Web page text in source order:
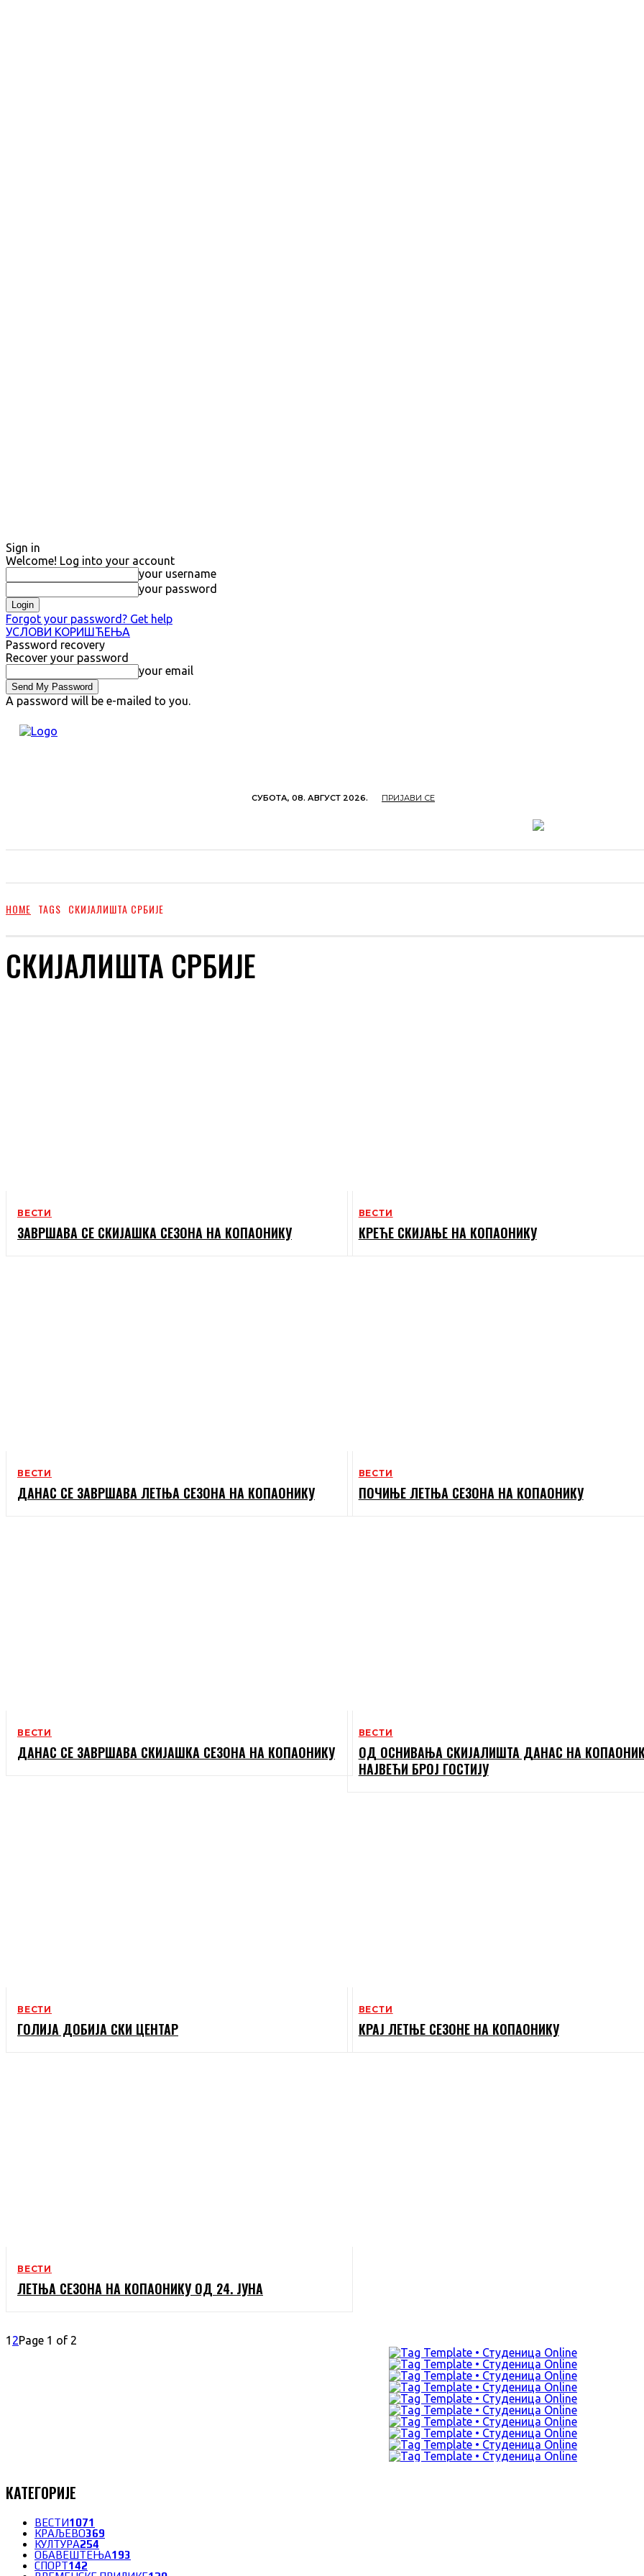
Sign in
Welcome! Log into your account
your username
your password
Forgot your password? Get help
УСЛОВИ КОРИШЋЕЊА
Password recovery
Recover your password
your email
A password will be e-mailed to you.
СУБОТА, 08. АВГУСТ 2026. ПРИЈАВИ СЕ
HOME TAGS СКИЈАЛИШТА СРБИЈЕ
СКИЈАЛИШТА СРБИЈЕ
ВЕСТИ
ЗАВРШАВА СЕ СКИЈАШКА СЕЗОНА НА КОПАОНИКУ
ВЕСТИ
КРЕЋЕ СКИЈАЊЕ НА КОПАОНИКУ
ВЕСТИ
ДАНАС СЕ ЗАВРШАВА ЛЕТЊА СЕЗОНА НА КОПАОНИКУ
ВЕСТИ
ПОЧИЊЕ ЛЕТЊА СЕЗОНА НА КОПАОНИКУ
ВЕСТИ
ДАНАС СЕ ЗАВРШАВА СКИЈАШКА СЕЗОНА НА КОПАОНИКУ
ВЕСТИ
ОД ОСНИВАЊА СКИЈАЛИШТА ДАНАС НА
НАЈВЕЋИ БРОЈ ГОСТИЈУ
ВЕСТИ
ГОЛИЈА ДОБИЈА СКИ ЦЕНТАР
ВЕСТИ
КРАЈ ЛЕТЊЕ СЕЗОНЕ НА КОПАОНИКУ
ВЕСТИ
ЛЕТЊА СЕЗОНА НА КОПАОНИКУ ОД 24. ЈУНА
1 2Page 1 of 2
КАТЕГОРИЈЕ
ВЕСТИ1071
КРАЉЕВО369
КУЛТУРА254
ОБАВЕШТЕЊА193
СПОРТ142